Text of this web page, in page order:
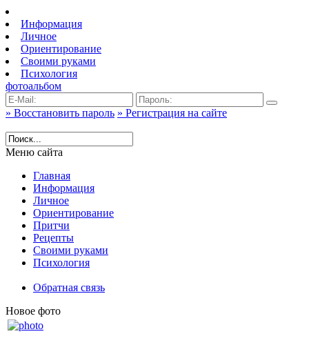
Информация
Личное
Ориентирование
Своими руками
Психология
фотоальбом
» Восстановить пароль » Регистрация на сайте
Меню сайта
Главная
Информация
Личное
Ориентирование
Притчи
Рецепты
Своими руками
Психология
Обратная связь
Новое фото